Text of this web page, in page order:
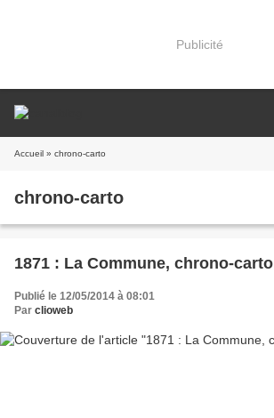
Publicité
Accueil » chrono-carto
chrono-carto
1871 : La Commune, chrono-carto
Publié le 12/05/2014 à 08:01
Par clioweb